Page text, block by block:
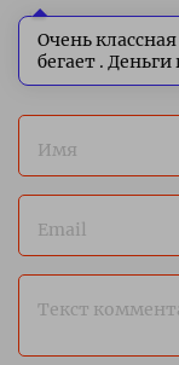
Очень
бегает .
Имя
Email
Текст